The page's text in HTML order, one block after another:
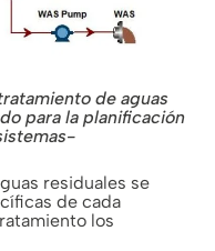
de aguas
para la planificación
residuales se
de cada
los